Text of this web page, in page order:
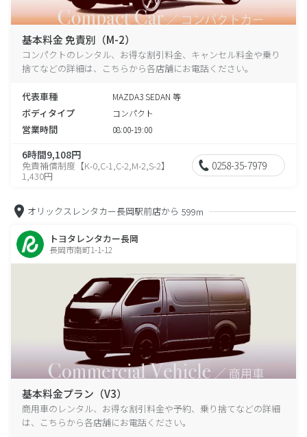
基本料金 免責別（M-2）
コンパクトのレンタル、お得な割引料金、キャンセル料金や乗り
捨てなどの詳細は、こちらから各店舗にお電話ください。
代表車種 MAZDA3 SEDAN 等
ボディタイプ コンパクト
営業時間 08:00-19:00
6時間9,108円
免責補償制度【K-0,C-1,C-2,M-2,S-2】
1,430円
0258-35-7979
オリックスレンタカー長岡駅前店から 599m
トヨタレンタカー長岡
長岡市南町1-1-12
基本料金プラン（V3）
商用車のレンタル、お得な割引料金や予約、乗り捨てなどの詳細
は、こちらから各店舗にお電話ください。